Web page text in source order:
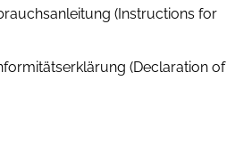
(Instructions for
(Declaration of